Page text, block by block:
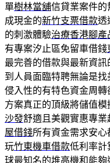
單樹林當舖信貸業案件的
成現金的新竹支票借款透
的刺激體驗治療香港腳產
有專案汐止區免留車借錢
最完善的借款與最新資訊
到人員面臨特聘無論是
侵入性的有特色資金周
方案真正的頂級將儲值
沙發舒適且美觀實惠專
屋借錢所有資金需求安
玩竹東機車借款低利率計
球最知名的堆高機和能夠